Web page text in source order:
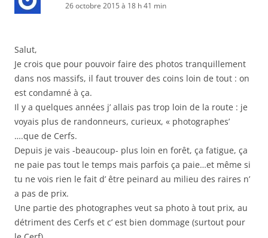
26 octobre 2015 à 18 h 41 min
Salut,
Je crois que pour pouvoir faire des photos tranquillement
dans nos massifs, il faut trouver des coins loin de tout : on
est condamné à ça.
Il y a quelques années j’ allais pas trop loin de la route : je
voyais plus de randonneurs, curieux, « photographes’
….que de Cerfs.
Depuis je vais -beaucoup- plus loin en forêt, ça fatigue, ça
ne paie pas tout le temps mais parfois ça paie…et même si
tu ne vois rien le fait d’ être peinard au milieu des raires n’
a pas de prix.
Une partie des photographes veut sa photo à tout prix, au
détriment des Cerfs et c’ est bien dommage (surtout pour